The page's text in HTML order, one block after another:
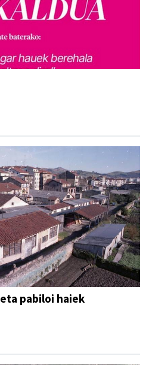
pabiloi haiek